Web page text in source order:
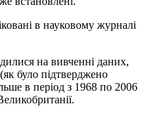
в науковому журналі
на вивченні даних,
було підтверджено
в період з 1968 по 2006